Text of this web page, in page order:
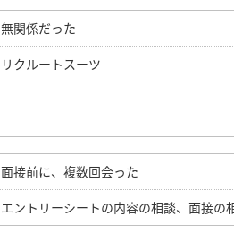
無関係だった
リクルートスーツ
面接前に、複数回会った
エントリーシートの内容の相談、面接の